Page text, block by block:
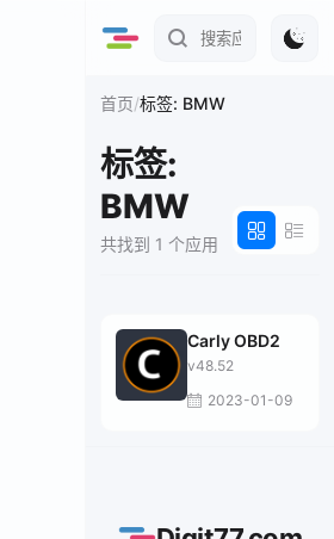
首页/标签: BMW
标签:
BMW
共找到 1 个应用
Carly OBD2
v48.52
2023-01-09